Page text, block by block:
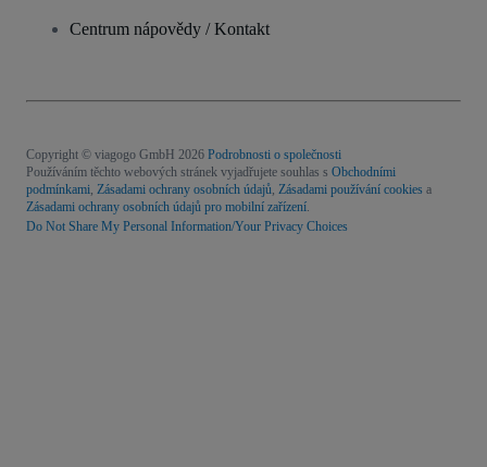
Centrum nápovědy / Kontakt
Copyright © viagogo GmbH 2026 Podrobnosti o společnosti
Používáním těchto webových stránek vyjadřujete souhlas s Obchodními
podmínkami, Zásadami ochrany osobních údajů, Zásadami používání cookies a
Zásadami ochrany osobních údajů pro mobilní zařízení.
Do Not Share My Personal Information/Your Privacy Choices